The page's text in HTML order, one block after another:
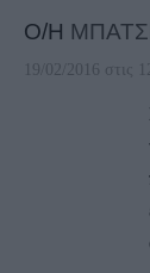
Ο/Η
19/02/2016 στις